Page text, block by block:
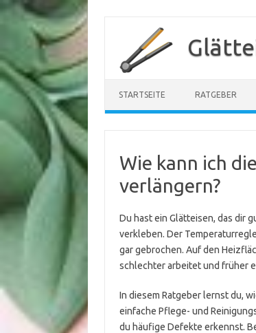
STARTSEITE RATGEBER
Wie kann ich
verlängern?
Du hast ein Glätteisen, das dir
verkleben. Der
gar gebrochen. Auf den
schlechter arbeitet und früher
In diesem Ratgeber lernst du,
einfache Pflege- und
du häufige Defekte erkennst.